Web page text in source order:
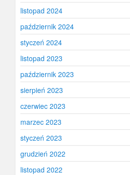
listopad 2024
październik 2024
styczeń 2024
listopad 2023
październik 2023
sierpień 2023
czerwiec 2023
marzec 2023
styczeń 2023
grudzień 2022
listopad 2022